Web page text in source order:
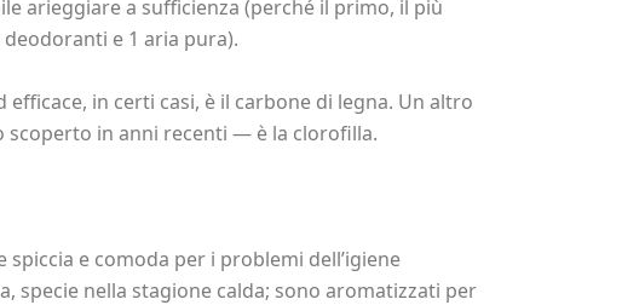
arieggiare a sufficienza (perché il primo, il più
e 1 aria pura).
in certi casi, è il carbone di legna. Un altro
in anni recenti — è la clorofilla.
e comoda per i problemi dell’igiene
specie nella stagione calda; sono aromatizzati per